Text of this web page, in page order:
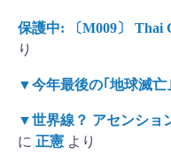
保護中: 〔M009〕 Thai
り
▼今年最後の｢地球滅亡
▼世界線？ アセンショ
に 正憲 より